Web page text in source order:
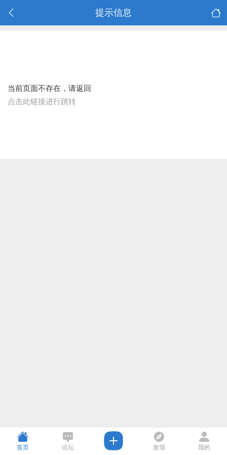
提示信息
当前页面不存在，请返回
点击此链接进行跳转
首页 论坛 发现 我的